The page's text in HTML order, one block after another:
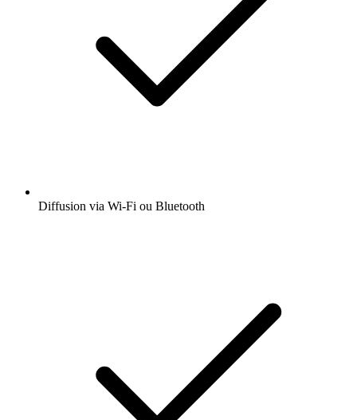
Diffusion via Wi-Fi ou Bluetooth